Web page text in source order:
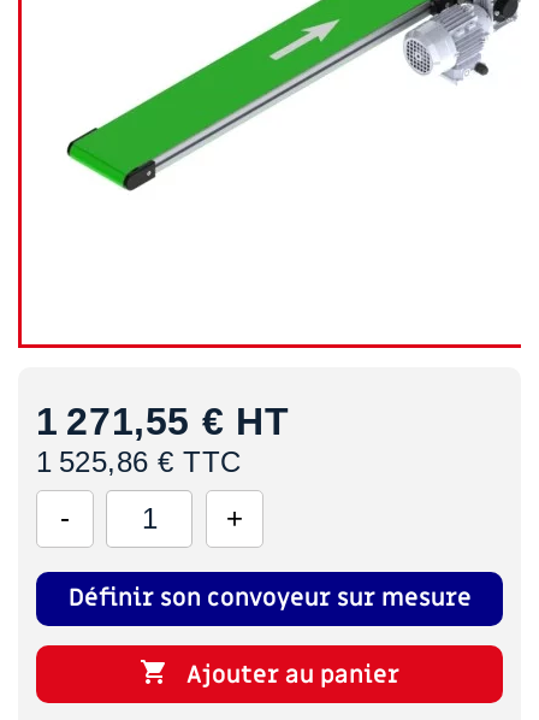
1 271,55 € HT
1 525,86 € TTC
Définir son convoyeur sur mesure
 Ajouter au panier